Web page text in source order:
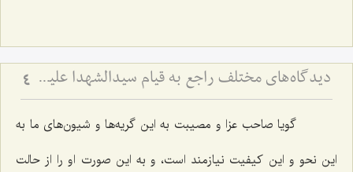
دیدگاه‌های مختلف راجع به قیام سیدالشهدا علیه السلام - بررسی اجمالی هدف قیام امام حسین علیه‌السلام 4
گویا صاحب عزا و مصیبت به این گریه‌ها و شیون‌های ما به
این نحو و این کیفیت نیازمند است، و به این صورت او را از حالت